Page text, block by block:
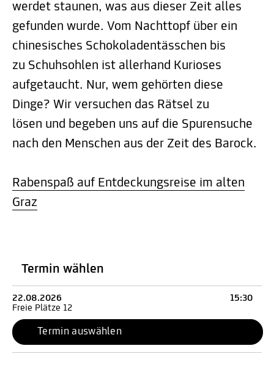
werdet staunen, was aus dieser Zeit alles
gefunden wurde. Vom Nachttopf über ein
chinesisches Schokoladentässchen bis
zu Schuhsohlen ist allerhand Kurioses
aufgetaucht. Nur, wem gehörten diese
Dinge? Wir versuchen das Rätsel zu
lösen und begeben uns auf die Spurensuche
nach den Menschen aus der Zeit des Barock.
Rabenspaß auf Entdeckungsreise im alten
Graz
Termin wählen
22.08.2026
15:30
Freie Plätze 12
Termin auswählen